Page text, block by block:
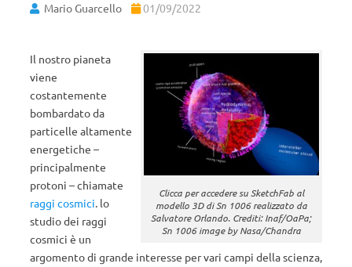
Mario Guarcello 01/09/2022
Clicca per accedere su SketchFab al
modello 3D di Sn 1006 realizzato da
Salvatore Orlando. Crediti: Inaf/OaPa;
Sn 1006 image by Nasa/Chandra
Il nostro pianeta
viene
costantemente
bombardato da
particelle altamente
energetiche –
principalmente
protoni – chiamate
raggi cosmici. lo
studio dei raggi
cosmici è un
argomento di grande interesse per vari campi della scienza,